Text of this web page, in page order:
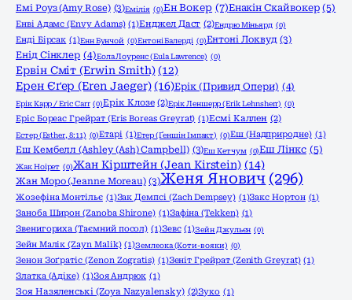
Емі Роуз (Amy Rose) (3)Емілія (0)Ен Вокер (7)Енакін Скайвокер (5)
Енві Адамс (Envy Adams) (1)Енджел Даст (2)Ендрю Міньярд (0)
Енді Бірсак (1)Енн Бунчой (0)Ентоні Балерді (0)Ентоні Локвуд (3)
Енід Сінклер (4)Еола Лоуренс (Eula Lawrence) (0)
Ервін Сміт (Erwin Smith) (12)
Ерен Єґер (Eren Jaeger) (16)Ерік (Привид Опери) (4)
Ерік Карр / Eric Carr (0)Ерік Клозе (2)Ерік Леншерр (Erik Lehnsherr) (0)
Еріс Бореас Грейрат (Eris Boreas Greyrat) (1)Есмі Каллен (2)
Естер (Esther, 8:11) (0)Етарі (1)Етер (Ґеншін Імпакт) (0)Еш (Надприродне) (1)
Еш Кембелл (Ashley (Ash) Campbell) (3)Еш Кетчум (0)Еш Лінкс (5)
Жак Ноірет (0)Жан Кірштейн (Jean Kirstein) (14)
Жан Моро (Jeanne Moreau) (3)Женя Янович (296)
Жозефіна Монтільє (1)Зак Демпсі (Zach Dempsey) (1)Закс Нортон (1)
Заноба Широн (Zanoba Shirone) (1)Зафіна (Tekken) (1)
Звенигориха (Таємний посол) (1)Зевс (1)Зейн Джульєн (0)
Зейн Малік (Zayn Malik) (1)Землеока (Коти-вояки) (0)
Зенон Зоґратіс (Zenon Zogratis) (1)Зеніт Грейрат (Zenith Greyrat) (1)
Златка (Адіке) (1)Зоя Андрюк (1)
Зоя Назяленські (Zoya Nazyalensky) (2)Зуко (1)